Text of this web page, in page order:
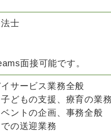
士
面接可能です。
サービス業務全般
どもの支援、療育の業
ントの企画、事務全般
の送迎業務